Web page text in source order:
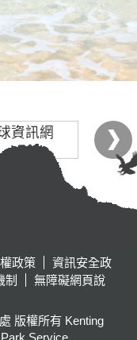
政策
資訊安全政
制
無障礙網頁說
版權所有 Kenting
Service,